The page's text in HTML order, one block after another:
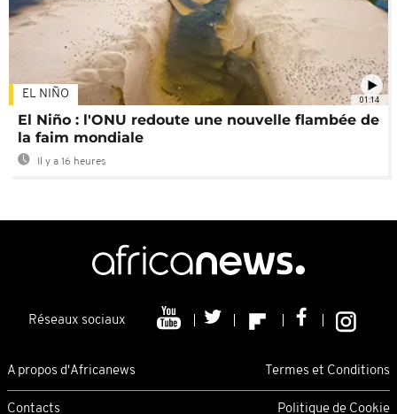
01:14
EL NIÑO
El Niño : l'ONU redoute une nouvelle flambée de
la faim mondiale
Il y a 16 heures
Réseaux sociaux
A propos d'Africanews Termes et Conditions
Contacts Politique de Cookie